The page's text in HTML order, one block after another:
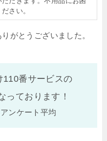
さい。
がとうございました。
110番サービスの
っております！
ンケート平均